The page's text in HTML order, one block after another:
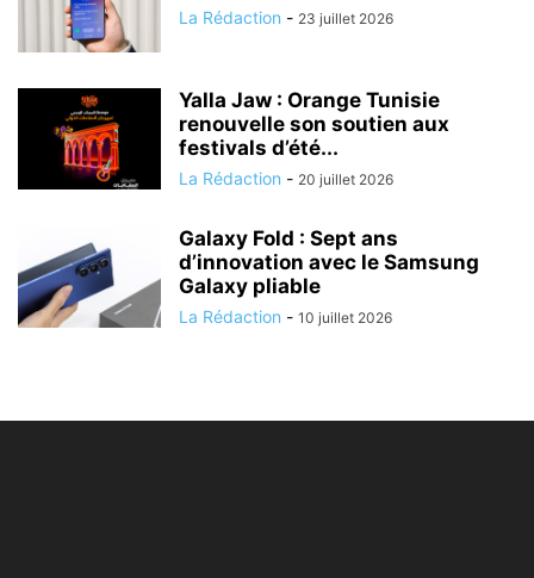
La Rédaction - 23 juillet 2026
Yalla Jaw : Orange Tunisie
renouvelle son soutien aux
festivals d’été...
La Rédaction - 20 juillet 2026
Galaxy Fold : Sept ans
d’innovation avec le Samsung
Galaxy pliable
La Rédaction - 10 juillet 2026